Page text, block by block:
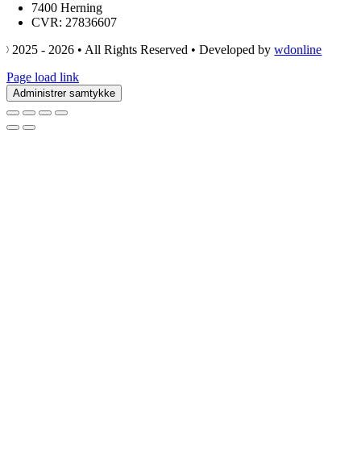
7400 Herning
CVR: 27836607
© 2025 - 2026 • All Rights Reserved • Developed bywdonline
Page load link
Administrer samtykke